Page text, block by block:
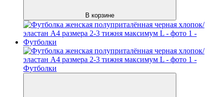
В корзине